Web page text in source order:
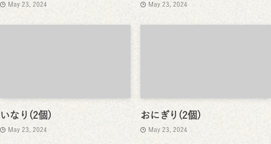
May 23, 2024 May 23, 2024
いなり(2個)
May 23, 2024
おにぎり(2個)
May 23, 2024